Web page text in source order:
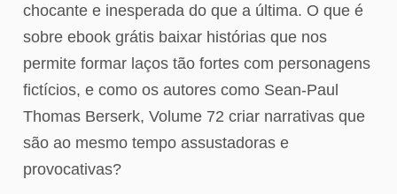
chocante e inesperada do que a última. O que é
sobre ebook grátis baixar histórias que nos
permite formar laços tão fortes com personagens
fictícios, e como os autores como Sean-Paul
Thomas Berserk, Volume 72 criar narrativas que
são ao mesmo tempo assustadoras e
provocativas?